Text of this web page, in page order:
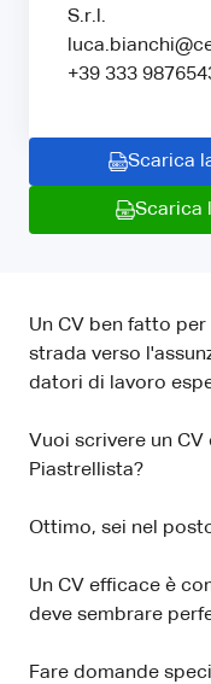
S.r.l.
+39 333
Scarica
Scarica
Un CV ben fatto
strada verso
datori di lavoro
Vuoi scrivere un
Piastrellista?
Ottimo, sei nel
Un CV efficace è
deve sembrare
Fare domande